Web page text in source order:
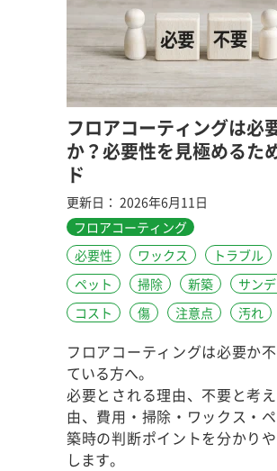
水性ワックス
シリコンコーティング
ウレタンコ
ガラスコーティング
特徴
ワックスフリー
子供 安全性
傷 施工 準備
VOC
F☆☆☆☆
ホルムアルデヒド
サンディング
無垢フローリング
コスト 対策
リビン
アンケート
玄関石材コーティング
フロアコーティングは必
か？必要性を見極めるた
ド
更新日： 2026年6月11日
フロアコーティング
必要性
ワックス
トラブル
ペット
掃除 新築
サン
コスト
傷 注意点 汚れ
フロアコーティングは必要か
ている方へ。
必要とされる理由、不要と考
由、費用・掃除・ワックス・
築時の判断ポイントを分かり
します。